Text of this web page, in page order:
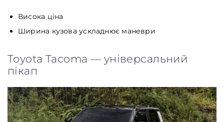
Висока ціна
Ширина кузова ускладнює маневри
Toyota Tacoma — універсальний
пікап